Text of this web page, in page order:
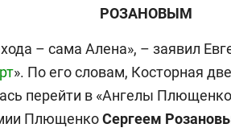
РОЗАНОВЫМ
– сама Алена», – заявил
». По его словам, Косторная
перейти в «Ангелы
ПлющенкоСергеем